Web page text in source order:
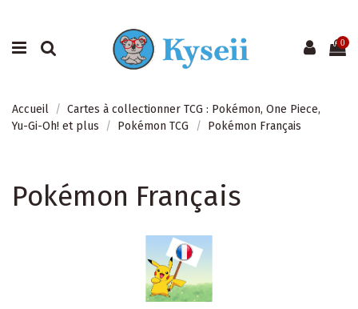
0
Accueil
Cartes à collectionner TCG : Pokémon, One Piece,
Yu-Gi-Oh! et plus
Pokémon TCG Pokémon Français
Pokémon Français